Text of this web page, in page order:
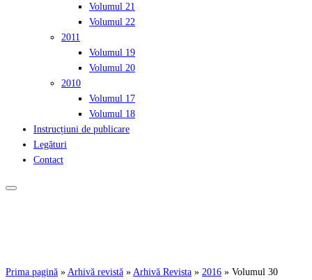
Volumul 21
Volumul 22
2011
Volumul 19
Volumul 20
2010
Volumul 17
Volumul 18
Instrucțiuni de publicare
Legături
Contact
Prima pagină » Arhivă revistă » Arhivă Revista » 2016 » Volumul 30